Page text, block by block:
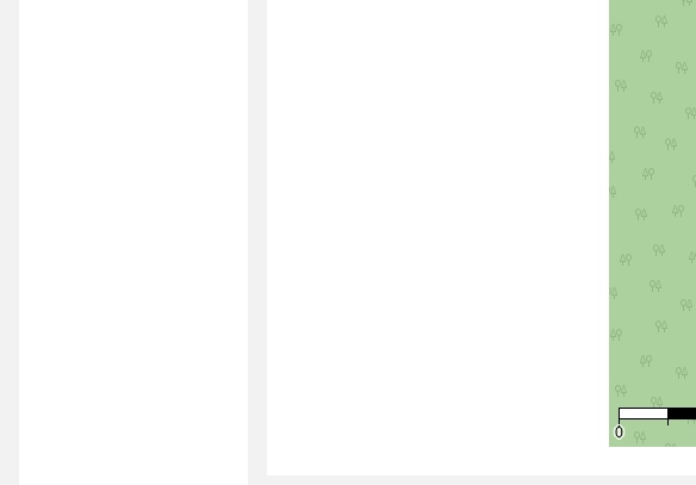
0